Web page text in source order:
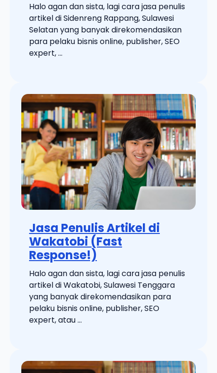
Halo agan dan sista, lagi cara jasa penulis
artikel di Sidenreng Rappang, Sulawesi
Selatan yang banyak direkomendasikan
para pelaku bisnis online, publisher, SEO
expert, ...
Jasa Penulis Artikel di
Wakatobi (Fast
Response!)
Halo agan dan sista, lagi cara jasa penulis
artikel di Wakatobi, Sulawesi Tenggara
yang banyak direkomendasikan para
pelaku bisnis online, publisher, SEO
expert, atau ...